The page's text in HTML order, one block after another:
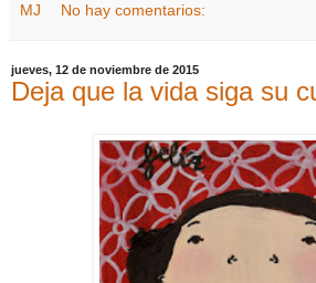
MJ No hay comentarios:
jueves, 12 de noviembre de 2015
Deja que la vida siga su